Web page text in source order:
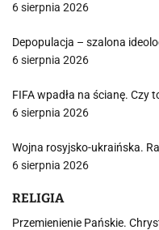
6 sierpnia 2026
Depopulacja – szalona
6 sierpnia 2026
FIFA wpadła na ścianę. Czy
6 sierpnia 2026
Wojna rosyjsko-ukraińska.
6 sierpnia 2026
RELIGIA
Przemienienie Pańskie.